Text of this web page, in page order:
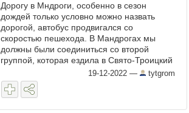
Дорогу в Мндроги, особенно в сезон
дождей только условно можно назвать
дорогой, автобус продвигался со
скоростью пешехода. В Мандрогах мы
должны были соединиться со второй
группой, которая ездила в Свято-Троицкий
Александра Свирского монастырь(был
еще вариант Введено-Островского
Оятского ...
19-12-2022 — tytgrom